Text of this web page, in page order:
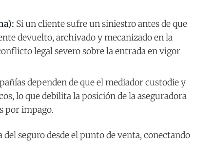
Si un cliente sufre un siniestro antes de que
devuelto, archivado y mecanizado en la
legal severo sobre la entrada en vigor
dependen de que el mediador custodie y
lo que debilita la posición de la aseguradora
por impago.
seguro desde el punto de venta, conectando